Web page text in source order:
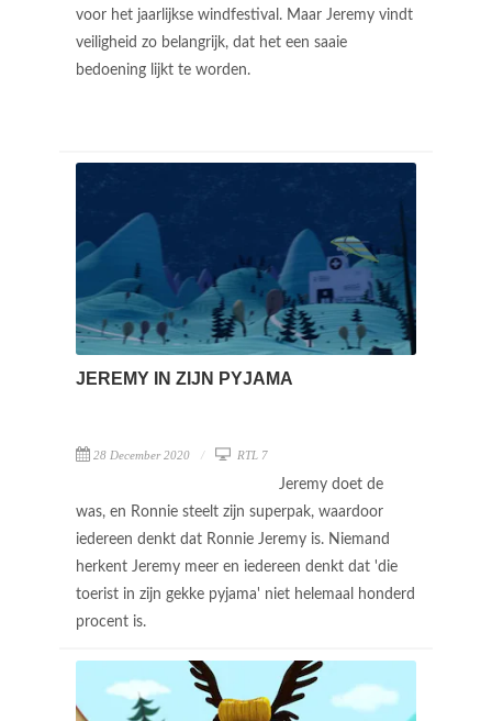
voor het jaarlijkse windfestival. Maar Jeremy vindt
veiligheid zo belangrijk, dat het een saaie
bedoening lijkt te worden.
JEREMY IN ZIJN PYJAMA
28 December 2020 RTL 7
Jeremy doet de
was, en Ronnie steelt zijn superpak, waardoor
iedereen denkt dat Ronnie Jeremy is. Niemand
herkent Jeremy meer en iedereen denkt dat 'die
toerist in zijn gekke pyjama' niet helemaal honderd
procent is.